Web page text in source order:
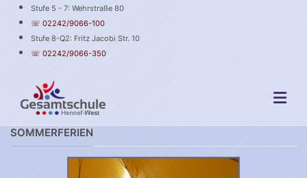
Stufe 5 - 7: Wehrstraße 80
☏ 02242/9066-100
Stufe 8-Q2: Fritz Jacobi Str. 10
☏ 02242/9066-350
SOMMERFERIEN